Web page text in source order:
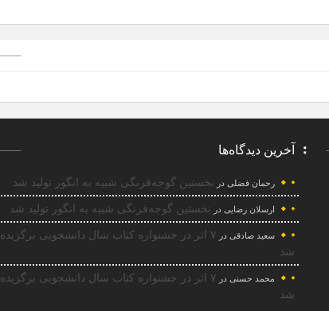
آخرین دیدگاه‌ها
رحمان فضلی در نخستین گوجه‌فرنگی شبیه به انگور تولید شد
ارسلان رضایی در نخستین گوجه‌فرنگی شبیه به انگور تولید شد
سعید صادقی در
۷ اثر در جشنواره کتاب سال دانشجویی برگزیده
شد
محمد حسنی در
۷ اثر در جشنواره کتاب سال دانشجویی برگزیده
شد